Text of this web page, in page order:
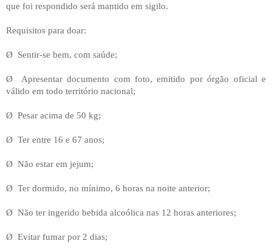
que foi respondido será mantido em sigilo.
Requisitos para doar:
Ø Sentir-se bem, com saúde;
Ø
Apresentar documento com foto, emitido por órgão oficial e
válido em todo território nacional;
Ø Pesar acima de 50 kg;
Ø Ter entre 16 e 67 anos;
Ø Não estar em jejum;
Ø Ter dormido, no mínimo, 6 horas na noite anterior;
Ø Não ter ingerido bebida alcoólica nas 12 horas anteriores;
Ø Evitar fumar por 2 dias;